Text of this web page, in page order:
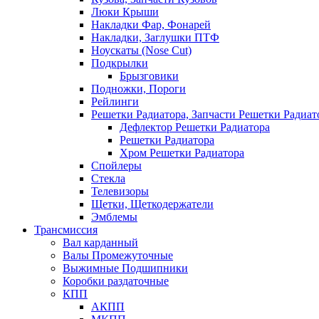
Люки Крыши
Накладки Фар, Фонарей
Накладки, Заглушки ПТФ
Ноускаты (Nose Cut)
Подкрылки
Брызговики
Подножки, Пороги
Рейлинги
Решетки Радиатора, Запчасти Решетки
Дефлектор Решетки Радиатора
Решетки Радиатора
Хром Решетки Радиатора
Спойлеры
Стекла
Телевизоры
Щетки, Щеткодержатели
Эмблемы
Трансмиссия
Вал карданный
Валы Промежуточные
Выжимные Подшипники
Коробки раздаточные
КПП
АКПП